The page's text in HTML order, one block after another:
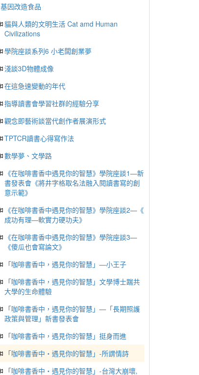
基因改造食品
貓與人類的文明生活 Cat amd Human
Civilizations
學院座談系列6 小老闆創業夢
淺談3D物體成像
在這急速變動的年代
指導讀書會學習社群的經驗分享
觀念即藝術談當代創作者展演形式
TPTCR讀書心得寫作法
數學夢、文學路
《在咖啡書香中遇見你的智慧》學院座談1—新
書發表會《將井字格取名法融入閱讀書寫的創
意示範》
《在咖啡書香中遇見你的智慧》學院座談2—《
成功有理—軟實力硬功夫》
《在咖啡書香中遇見你的智慧》學院座談3—
《傻瓜也會寫論文》
「咖啡書香中，遇見你的智慧」—小王子
「咖啡書香中，遇見你的智慧」文學博士踹共
大學的生命體驗
「咖啡書香中，遇見你的智慧」—「長期照護
政策與管理」新書發表會
「咖啡書香中，遇見你的智慧」挺身而進
「咖啡書香中‧遇見你的智慧」-所謂情詩
「咖啡書香中‧遇見你的智慧」-台灣大崩壞,